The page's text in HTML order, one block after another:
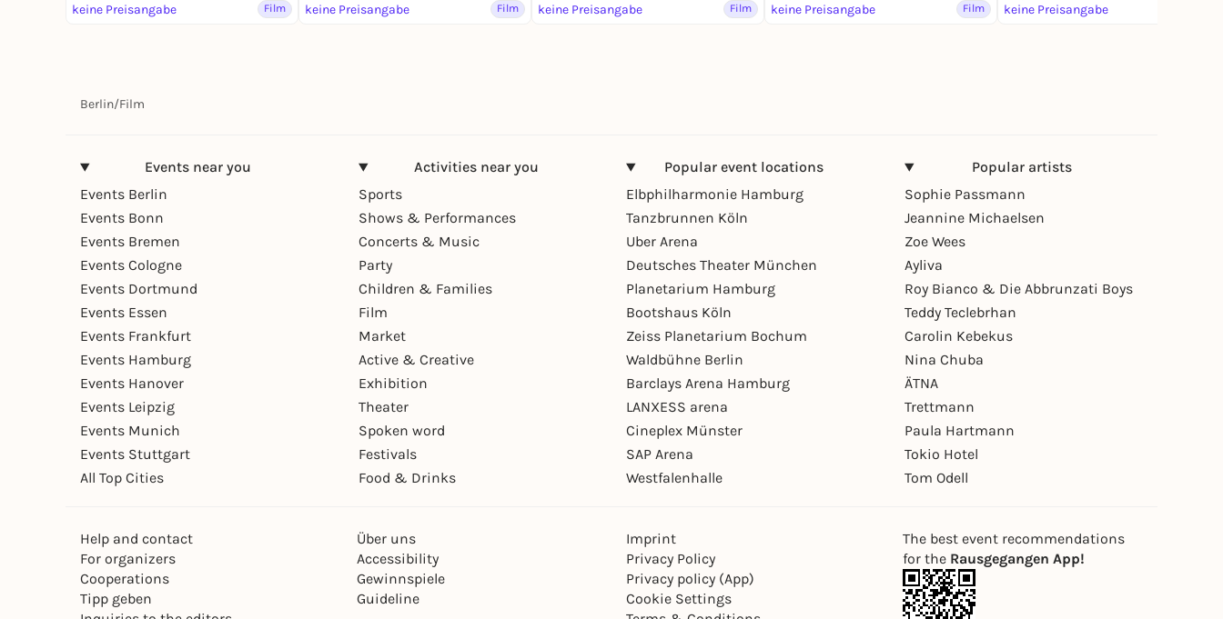
keine Preisangabe
Film
keine Preisangabe
Film
keine Preisangabe
Film
keine Preisangabe
Film
keine Preisangabe
Berlin/Film
Events near you
Events Berlin
Events Bonn
Events Bremen
Events Cologne
Events Dortmund
Events Essen
Events Frankfurt
Events Hamburg
Events Hanover
Events Leipzig
Events Munich
Events Stuttgart
All Top Cities
Activities near you
Sports
Shows & Performances
Concerts & Music
Party
Children & Families
Film
Market
Active & Creative
Exhibition
Theater
Spoken word
Festivals
Food & Drinks
Popular event locations
Elbphilharmonie Hamburg
Tanzbrunnen Köln
Uber Arena
Deutsches Theater München
Planetarium Hamburg
Bootshaus Köln
Zeiss Planetarium Bochum
Waldbühne Berlin
Barclays Arena Hamburg
LANXESS arena
Cineplex Münster
SAP Arena
Westfalenhalle
Popular artists
Sophie Passmann
Jeannine Michaelsen
Zoe Wees
Ayliva
Roy Bianco & Die Abbrunzati Boys
Teddy Teclebrhan
Carolin Kebekus
Nina Chuba
ÄTNA
Trettmann
Paula Hartmann
Tokio Hotel
Tom Odell
Help and contact
For organizers
Cooperations
Tipp geben
Über uns
Accessibility
Gewinnspiele
Guideline
Imprint
Privacy Policy
Privacy policy (App)
Cookie Settings
The best event recommendations
for the Rausgegangen App!